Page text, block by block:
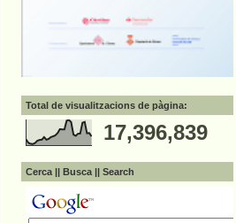
Total de visualitzacions de pàgina:
17,396,839
Cerca || Busca || Search